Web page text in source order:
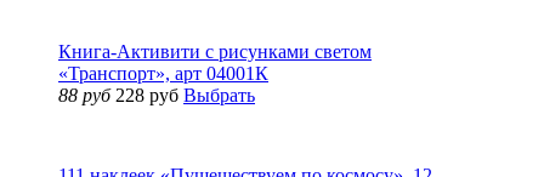
Книга-Активити с рисунками светом
«Транспорт», арт 04001К
88 руб 228 руб Выбрать